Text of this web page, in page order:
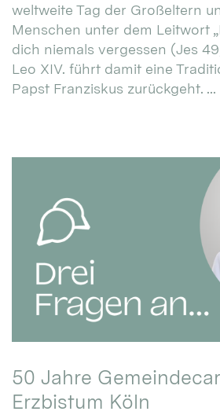
weltweite Tag der Großeltern
Menschen unter dem Leitwort
dich niemals vergessen (Jes
Leo XIV. führt damit eine
Papst Franziskus zurückgeht. ...
50 Jahre
Erzbistum Köln